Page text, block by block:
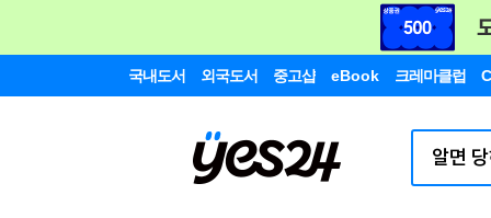
국내도서 외국도서 중고샵 eBook 크레마클럽